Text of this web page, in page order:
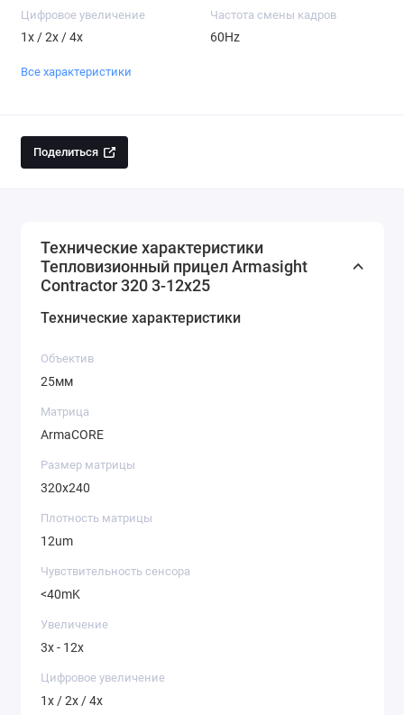
Цифровое увеличение
1x / 2x / 4x
Частота смены кадров
60Hz
Все характеристики
Поделиться
Технические характеристики
Тепловизионный прицел Armasight
Contractor 320 3-12x25
Технические характеристики
Объектив
25мм
Матрица
ArmaCORE
Размер матрицы
320x240
Плотность матрицы
12um
Чувствительность сенсора
<40mK
Увеличение
3x - 12x
Цифровое увеличение
1x / 2x / 4x